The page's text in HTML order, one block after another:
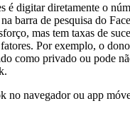
é digitar diretamente o
barra de pesquisa do
mas tem taxas de
Por exemplo, o
como privado ou pode
no navegador ou app